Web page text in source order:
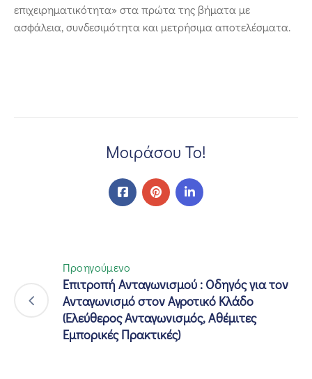
επιχειρηματικότητα» στα πρώτα της βήματα με
ασφάλεια, συνδεσιμότητα και μετρήσιμα αποτελέσματα.
Μοιράσου Το!
Προηγούμενο
Επιτροπή Ανταγωνισμού : Οδηγός για τον
Ανταγωνισμό στον Αγροτικό Κλάδο
(Ελεύθερος Ανταγωνισμός, Αθέμιτες
Εμπορικές Πρακτικές)